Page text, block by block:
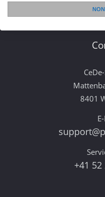
8401
+41 52